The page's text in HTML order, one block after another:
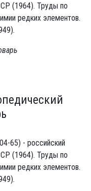
(1964). Труды по
редких элементов.
65) - российский
(1964). Труды по
редких элементов.